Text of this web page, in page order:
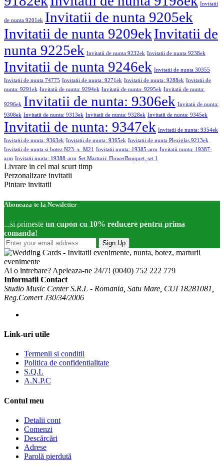
Invitatii
de nunta 9201ek Invitatii de nunta 9205ek
Invitatii de nunta 9209ekInvitatii de
nunta 9225ek Invitatii de nunta 9232ek Invitatii de nunta 9238ek
Invitatii de nunta 9246ek Invitatii de nunta 30355
Invitatii de nunta 74775 Invitatii de nunta: 9271ek Invitatii de nunta: 9288ek Invitatii de
nunta: 9291ek Invitatii de nunta: 9294ek Invitatii de nunta: 9295ek Invitatii de nunta:
9296ek Invitatii de nunta: 9306ek Invitatii de nunta:
9308ek Invitatii de nunta: 9313ek Invitatii de nunta: 9328ek Invitatii de nunta: 9345ek
Invitatii de nunta: 9347ek Invitatii de nunta: 9354ek
Invitatii de nunta: 9363ek Invitatii de nunta: 9365ek Invitatii de nunta Plexiglas 9213ek
Invitatii de nunta si botez N23_x_M21 Invitatii nunta: 19385-arm Invitatii nunta: 19387-
arm Invitatii nunta: 19388-arm Set Marturii: FlowerBouquet, set 1
Livrare in cel mai scurt timp
Perzonalizare invitatii
Pintare invitatii
Aboneaza-te la Newsletter
...si primeste un cupon cu 10% reducere pentru prima
comanda!
Sign Up
Ai o intrebare? Apeleaza-ne 24/7! (0040) 752 222 779
Informatii Contact
Studio Music Center S.R.L - Romania, Satu Mare, CUI 18281081,
Reg.Comert J30/34/2006
Link-uri utile
Termenii si conditii
Politica de confidentialitate
S.Q.L
A.N.P.C
Contul meu
Detalii cont
Comenzi
Descărcări
Adrese
Parolă pierdută